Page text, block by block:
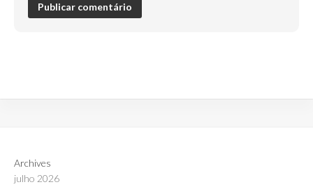
Archives
julho 2026